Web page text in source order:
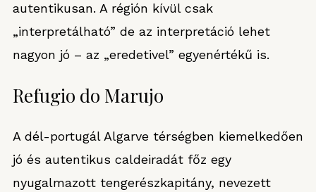
autentikusan. A régión kívül csak
„interpretálható” de az interpretáció lehet
nagyon jó – az „eredetivel” egyenértékű is.
Refugio do Marujo
A dél-portugál Algarve térségben kiemelkedően
jó és autentikus caldeiradát főz egy
nyugalmazott tengerészkapitány, nevezett